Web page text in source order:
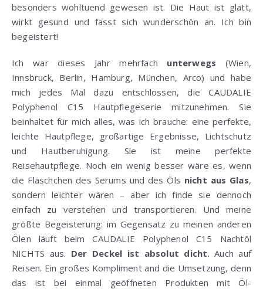
besonders wohltuend gewesen ist. Die Haut ist glatt,
wirkt gesund und fasst sich wunderschön an. Ich bin
begeistert!
Ich war dieses Jahr mehrfach unterwegs (Wien,
Innsbruck, Berlin, Hamburg, München, Arco) und habe
mich jedes Mal dazu entschlossen, die CAUDALIE
Polyphenol C15 Hautpflegeserie mitzunehmen. Sie
beinhaltet für mich alles, was ich brauche: eine perfekte,
leichte Hautpflege, großartige Ergebnisse, Lichtschutz
und Hautberuhigung. Sie ist meine perfekte
Reisehautpflege. Noch ein wenig besser wäre es, wenn
die Fläschchen des Serums und des Öls nicht aus Glas,
sondern leichter wären – aber ich finde sie dennoch
einfach zu verstehen und transportieren. Und meine
größte Begeisterung: im Gegensatz zu meinen anderen
Ölen läuft beim CAUDALIE Polyphenol C15 Nachtöl
NICHTS aus. Der Deckel ist absolut dicht. Auch auf
Reisen. Ein großes Kompliment and die Umsetzung, denn
das ist bei einmal geöffneten Produkten mit Öl-